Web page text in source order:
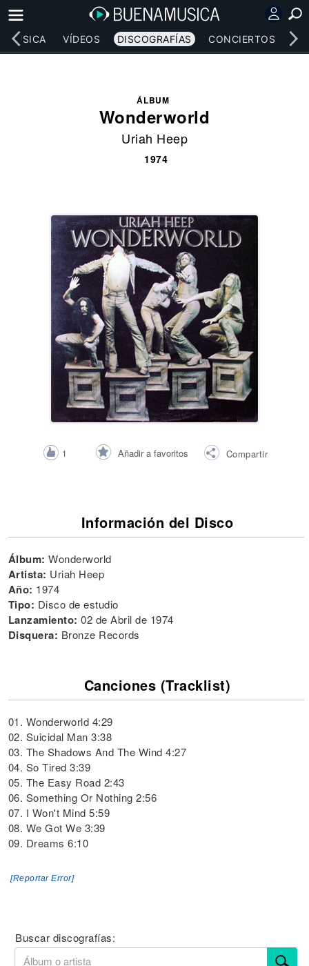
MÚSICA VÍDEOS DISCOGRAFÍAS CONCIERTOS
ÁLBUM
Wonderworld
Uriah Heep
1974
1 Añadir a favoritos Compartir
Información del Disco
Álbum: Wonderworld
Artista: Uriah Heep
Año: 1974
Tipo: Disco de estudio
Lanzamiento: 02 de Abril de 1974
Disquera: Bronze Records
Canciones (Tracklist)
01. Wonderworld 4:29
02. Suicidal Man 3:38
03. The Shadows And The Wind 4:27
04. So Tired 3:39
05. The Easy Road 2:43
06. Something Or Nothing 2:56
07. I Won't Mind 5:59
08. We Got We 3:39
09. Dreams 6:10
[Reportar Error]
Buscar discografías: